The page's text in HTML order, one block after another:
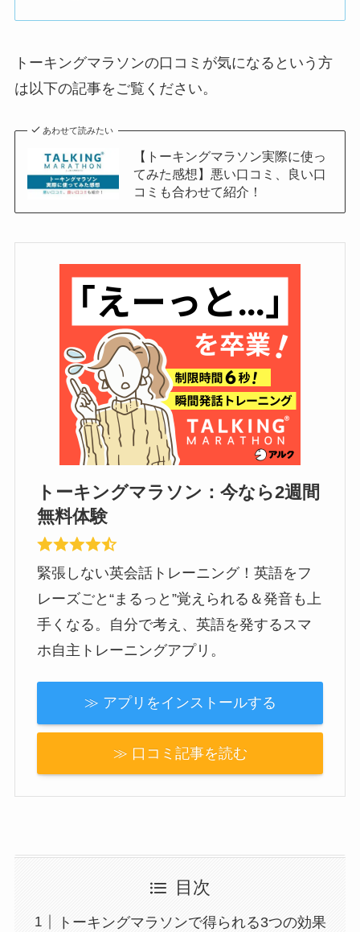
トーキングマラソンの口コミが気になるという方
は以下の記事をご覧ください。
あわせて読みたい
【トーキングマラソン実際に使っ
てみた感想】悪い口コミ、良い口
コミも合わせて紹介！
トーキングマラソン：今なら2週間
無料体験
緊張しない英会話トレーニング！英語をフ
レーズごと“まるっと”覚えられる＆発音も上
手くなる。自分で考え、英語を発するスマ
ホ自主トレーニングアプリ。
≫ アプリをインストールする
≫ 口コミ記事を読む
目次
トーキングマラソンで得られる3つの効果